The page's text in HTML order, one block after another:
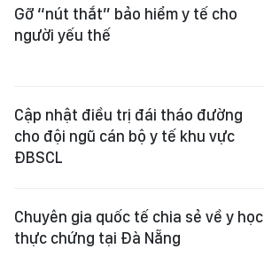
Gỡ “nút thắt” bảo hiểm y tế cho
người yếu thế
Cập nhật điều trị đái tháo đường
cho đội ngũ cán bộ y tế khu vực
ĐBSCL
Chuyên gia quốc tế chia sẻ về y học
thực chứng tại Đà Nẵng